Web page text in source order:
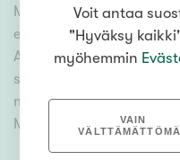
Asuntotyyppi
Kerros-/luhtitalo
Rivitalo/paritalo
Omakoti-/erillistalo
Maa- tai metsätila
Meiltä löydät myytävät
etsimässä paikkaa
Ammattitaitoiset
sinua unelmatontin
myytävät tontit
Meiltä löydät mieleisesi!
Voit antaa
"Hyväksy
myöhemmin
VAIN